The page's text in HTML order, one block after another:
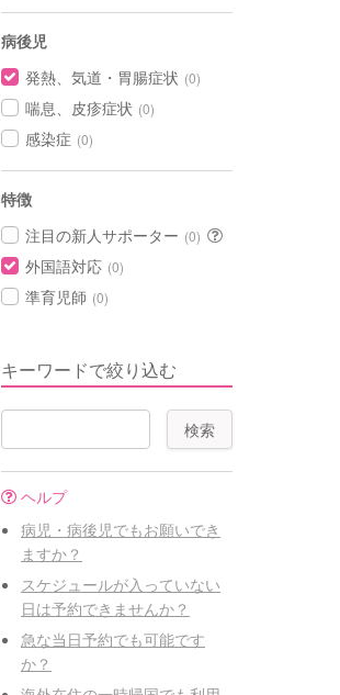
病後児
発熱、気道・胃腸症状 (0)
喘息、皮疹症状 (0)
感染症 (0)
特徴
注目の新人サポーター (0)
外国語対応 (0)
準育児師 (0)
キーワードで絞り込む
ヘルプ
病児・病後児でもお願いでき
ますか？
スケジュールが入っていない
日は予約できませんか？
急な当日予約でも可能です
か？